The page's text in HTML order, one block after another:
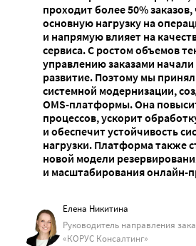
проходит более 50% заказов,
основную нагрузку на
и напрямую влияет на
сервиса. С ростом объемов
управлению заказами
развитие. Поэтому мы
системной модернизации,
OMS-платформы. Она
процессов, ускорит
и обеспечит устойчивость
нагрузки. Платформа также
новой модели
и масштабирования онлайн-
Елена Никитина
Руководитель направления
«КОРУС Консалтинг»